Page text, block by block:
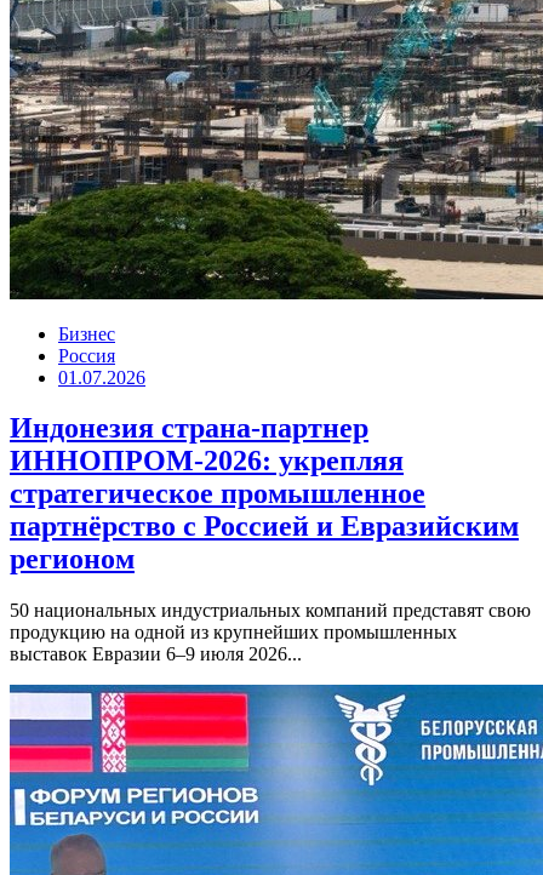
Бизнес
Россия
01.07.2026
Индонезия страна-партнер
ИННОПРОМ-2026: укрепляя
стратегическое промышленное
партнёрство с Россией и Евразийским
регионом
50 национальных индустриальных компаний представят свою
продукцию на одной из крупнейших промышленных
выставок Евразии 6–9 июля 2026...